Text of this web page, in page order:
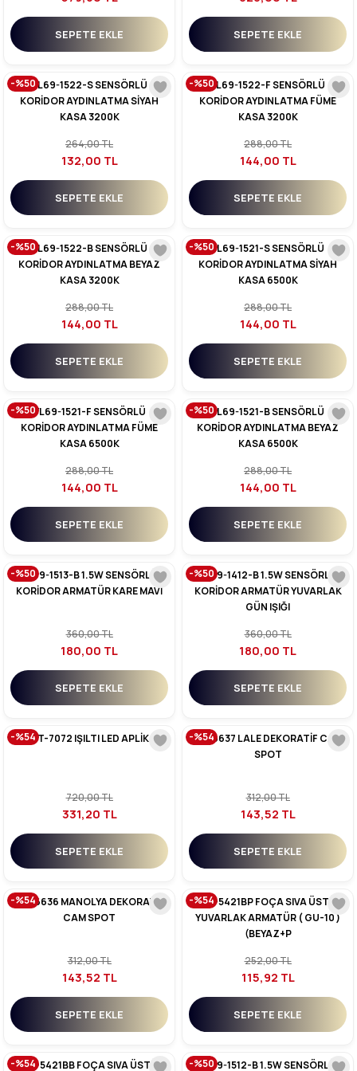
SEPETE EKLE SEPETE EKLE
-%50YL69-1522-S SENSÖRLÜ
KORİDOR AYDINLATMA SİYAH
KASA 3200K
264,00 TL
132,00 TL
SEPETE EKLE
-%50YL69-1522-F SENSÖRLÜ
KORİDOR AYDINLATMA FÜME
KASA 3200K
288,00 TL
144,00 TL
SEPETE EKLE
-%50YL69-1522-B SENSÖRLÜ
KORİDOR AYDINLATMA BEYAZ
KASA 3200K
288,00 TL
144,00 TL
SEPETE EKLE
-%50YL69-1521-S SENSÖRLÜ
KORİDOR AYDINLATMA SİYAH
KASA 6500K
288,00 TL
144,00 TL
SEPETE EKLE
-%50YL69-1521-F SENSÖRLÜ
KORİDOR AYDINLATMA FÜME
KASA 6500K
288,00 TL
144,00 TL
SEPETE EKLE
-%50YL69-1521-B SENSÖRLÜ
KORİDOR AYDINLATMA BEYAZ
KASA 6500K
288,00 TL
144,00 TL
SEPETE EKLE
-%50
YL69-1513-B 1.5W SENSÖRLÜ
KORİDOR ARMATÜR KARE MAVİ
360,00 TL
180,00 TL
SEPETE EKLE
-%50
YL69-1412-B 1.5W SENSÖRLÜ
KORİDOR ARMATÜR YUVARLAK
GÜN IŞIĞI
360,00 TL
180,00 TL
SEPETE EKLE
-%54CT-7072 IŞILTI LED APLİK
720,00 TL
331,20 TL
SEPETE EKLE
-%54
CT-6637 LALE DEKORATİF CAM
SPOT
312,00 TL
143,52 TL
SEPETE EKLE
-%54
CT-6636 MANOLYA DEKORATİF
CAM SPOT
312,00 TL
143,52 TL
SEPETE EKLE
-%54
CT-5421BP FOÇA SIVA ÜSTÜ
YUVARLAK ARMATÜR ( GU-10 )
(BEYAZ+P
252,00 TL
115,92 TL
SEPETE EKLE
-%54
CT-5421BB FOÇA SIVA ÜSTÜ -%50
YL69-1512-B 1.5W SENSÖRLÜ